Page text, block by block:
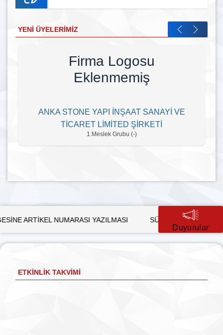
YENI ÜYELERIMIZ
Firma Logosu
Eklenmemiş
ANKA STONE YAPI İNŞAAT SANAYİ VE
TİCARET LİMİTED ŞİRKETİ
1.Meslek Grubu (-)
NUMARASI YAZILMASI SÜRDÜRÜLEBİLİR
Duyurular
ETKINLIK TAKVIMI